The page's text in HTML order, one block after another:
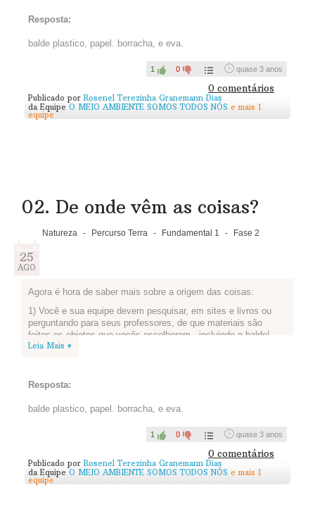
3) Já fizeram a lista? Então publiquem aqui:
Resposta:
balde plastico, papel. borracha, e eva.
1 0 quase 3 anos
0 comentários
Publicado por Rosenel Terezinha Granemann Dias
da Equipe O MEIO AMBIENTE SOMOS TODOS NÓS e mais 1
equipe
02. De onde vêm as coisas?
Natureza - Percurso Terra - Fundamental 1 - Fase 2
25
AGO
Agora é hora de saber mais sobre a origem das coisas:
1) Você e sua equipe devem pesquisar, em sites e livros ou
perguntando para seus professores, de que materiais são
feitos os objetos que vocês escolheram - incluindo o balde!
3) Já fizeram a lista? Então publiquem aqui:
Leia Mais ▾
Resposta:
balde plastico, papel. borracha, e eva.
1 0 quase 3 anos
0 comentários
Publicado por Rosenel Terezinha Granemann Dias
da Equipe O MEIO AMBIENTE SOMOS TODOS NÓS e mais 1
equipe